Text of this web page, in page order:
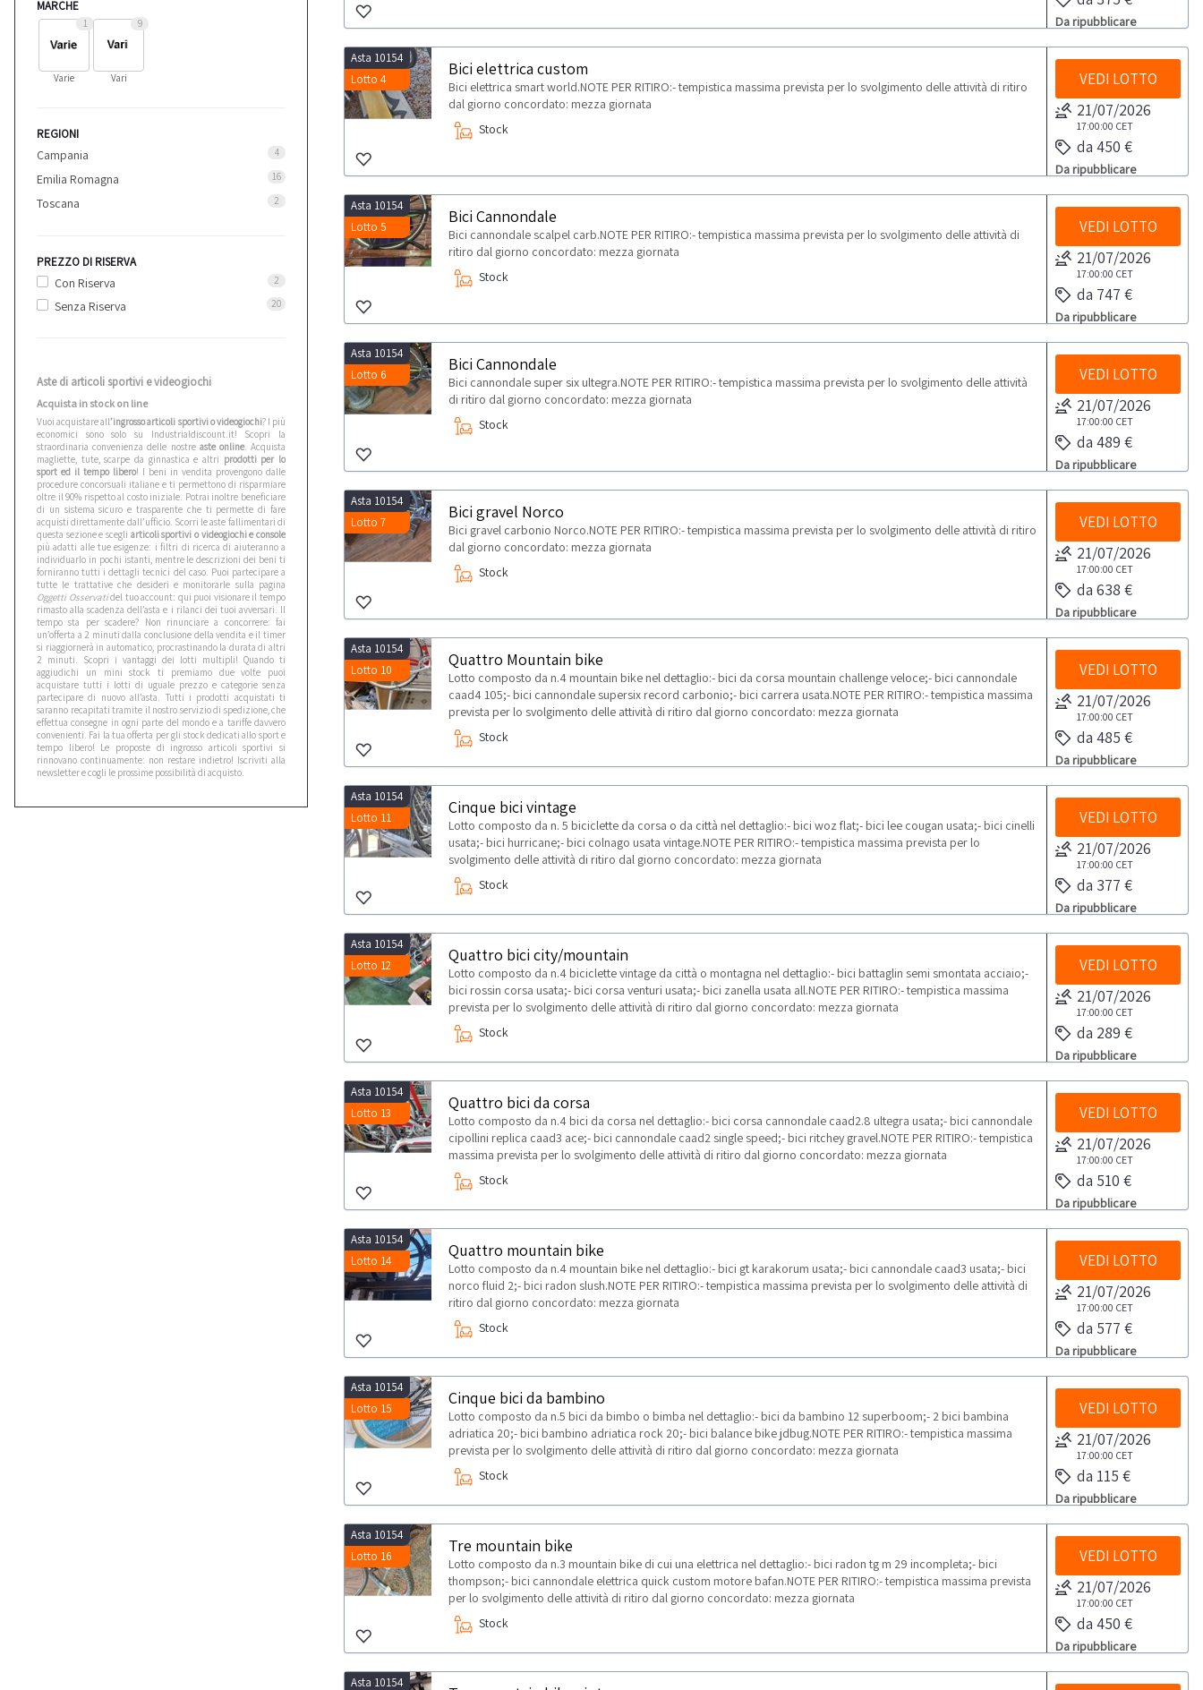
MARCHE
1
Varie
9
Vari
REGIONI
Campania 4
Emilia Romagna 16
Toscana 2
PREZZO DI RISERVA
Con Riserva 2
Senza Riserva 20
Aste di articoli sportivi e videogiochi
Acquista in stock on line
Vuoi acquistare all’ingrosso articoli sportivi o videogiochi? I più
economici sono solo su Industrialdiscount.it! Scopri la
straordinaria convenienza delle nostre aste online. Acquista
magliette, tute, scarpe da ginnastica e altri prodotti per lo
sport ed il tempo libero! I beni in vendita provengono dalle
procedure concorsuali italiane e ti permettono di risparmiare
oltre il 90% rispetto al costo iniziale. Potrai inoltre beneficiare
di un sistema sicuro e trasparente che ti permette di fare
acquisti direttamente dall’ufficio. Scorri le aste fallimentari di
questa sezione e scegli articoli sportivi o videogiochi e console
più adatti alle tue esigenze: i filtri di ricerca di aiuteranno a
individuarlo in pochi istanti, mentre le descrizioni dei beni ti
forniranno tutti i dettagli tecnici del caso. Puoi partecipare a
tutte le trattative che desideri e monitorarle sulla pagina
Oggetti Osservatidel tuo account: qui puoi visionare il tempo
rimasto alla scadenza dell’asta e i rilanci dei tuoi avversari. Il
tempo sta per scadere? Non rinunciare a concorrere: fai
un’offerta a 2 minuti dalla conclusione della vendita e il timer
si riaggiornerà in automatico, procrastinando la durata di altri
2 minuti. Scopri i vantaggi dei lotti multipli! Quando ti
aggiudichi un mini stock ti premiamo due volte puoi
acquistare tutti i lotti di uguale prezzo e categorie senza
partecipare di nuovo all’asta. Tutti i prodotti acquistati ti
saranno recapitati tramite il nostro servizio di spedizione, che
effettua consegne in ogni parte del mondo e a tariffe davvero
convenienti. Fai la tua offerta per gli stock dedicati allo sport e
tempo libero! Le proposte di ingrosso articoli sportivi si
rinnovano continuamente: non restare indietro! Iscriviti alla
newsletter e cogli le prossime possibilità di acquisto.
Da ripubblicare
Asta 10154
Lotto 4
Bici elettrica custom
Bici elettrica smart world.NOTE PER RITIRO:- tempistica massima prevista per lo svolgimento delle attività di ritiro
dal giorno concordato: mezza giornata
Stock
VEDI LOTTO
21/07/2026
17:00:00 CET
da 450 €
Da ripubblicare
Asta 10154
Lotto 5
Bici Cannondale
Bici cannondale scalpel carb.NOTE PER RITIRO:- tempistica massima prevista per lo svolgimento delle attività di
ritiro dal giorno concordato: mezza giornata
Stock
VEDI LOTTO
21/07/2026
17:00:00 CET
da 747 €
Da ripubblicare
Asta 10154
Lotto 6
Bici Cannondale
Bici cannondale super six ultegra.NOTE PER RITIRO:- tempistica massima prevista per lo svolgimento delle attività
di ritiro dal giorno concordato: mezza giornata
Stock
VEDI LOTTO
21/07/2026
17:00:00 CET
da 489 €
Da ripubblicare
Asta 10154
Lotto 7
Bici gravel Norco
Bici gravel carbonio Norco.NOTE PER RITIRO:- tempistica massima prevista per lo svolgimento delle attività di ritiro
dal giorno concordato: mezza giornata
Stock
VEDI LOTTO
21/07/2026
17:00:00 CET
da 638 €
Da ripubblicare
Asta 10154
Lotto 10
Quattro Mountain bike
Lotto composto da n.4 mountain bike nel dettaglio:- bici da corsa mountain challenge veloce;- bici cannondale
caad4 105;- bici cannondale supersix record carbonio;- bici carrera usata.NOTE PER RITIRO:- tempistica massima
prevista per lo svolgimento delle attività di ritiro dal giorno concordato: mezza giornata
Stock
VEDI LOTTO
21/07/2026
17:00:00 CET
da 485 €
Da ripubblicare
Asta 10154
Lotto 11
Cinque bici vintage
Lotto composto da n. 5 biciclette da corsa o da città nel dettaglio:- bici woz flat;- bici lee cougan usata;- bici cinelli
usata;- bici hurricane;- bici colnago usata vintage.NOTE PER RITIRO:- tempistica massima prevista per lo
svolgimento delle attività di ritiro dal giorno concordato: mezza giornata
Stock
VEDI LOTTO
21/07/2026
17:00:00 CET
da 377 €
Da ripubblicare
Asta 10154
Lotto 12
Quattro bici city/mountain
Lotto composto da n.4 biciclette vintage da città o montagna nel dettaglio:- bici battaglin semi smontata acciaio;-
bici rossin corsa usata;- bici corsa venturi usata;- bici zanella usata all.NOTE PER RITIRO:- tempistica massima
prevista per lo svolgimento delle attività di ritiro dal giorno concordato: mezza giornata
Stock
VEDI LOTTO
21/07/2026
17:00:00 CET
da 289 €
Da ripubblicare
Asta 10154
Lotto 13
Quattro bici da corsa
Lotto composto da n.4 bici da corsa nel dettaglio:- bici corsa cannondale caad2.8 ultegra usata;- bici cannondale
cipollini replica caad3 ace;- bici cannondale caad2 single speed;- bici ritchey gravel.NOTE PER RITIRO:- tempistica
massima prevista per lo svolgimento delle attività di ritiro dal giorno concordato: mezza giornata
Stock
VEDI LOTTO
21/07/2026
17:00:00 CET
da 510 €
Da ripubblicare
Asta 10154
Lotto 14
Quattro mountain bike
Lotto composto da n.4 mountain bike nel dettaglio:- bici gt karakorum usata;- bici cannondale caad3 usata;- bici
norco fluid 2;- bici radon slush.NOTE PER RITIRO:- tempistica massima prevista per lo svolgimento delle attività di
ritiro dal giorno concordato: mezza giornata
Stock
VEDI LOTTO
21/07/2026
17:00:00 CET
da 577 €
Da ripubblicare
Asta 10154
Lotto 15
Cinque bici da bambino
Lotto composto da n.5 bici da bimbo o bimba nel dettaglio:- bici da bambino 12 superboom;- 2 bici bambina
adriatica 20;- bici bambino adriatica rock 20;- bici balance bike jdbug.NOTE PER RITIRO:- tempistica massima
prevista per lo svolgimento delle attività di ritiro dal giorno concordato: mezza giornata
Stock
VEDI LOTTO
21/07/2026
17:00:00 CET
da 115 €
Da ripubblicare
Asta 10154
Lotto 16
Tre mountain bike
Lotto composto da n.3 mountain bike di cui una elettrica nel dettaglio:- bici radon tg m 29 incompleta;- bici
thompson;- bici cannondale elettrica quick custom motore bafan.NOTE PER RITIRO:- tempistica massima prevista
per lo svolgimento delle attività di ritiro dal giorno concordato: mezza giornata
Stock
VEDI LOTTO
21/07/2026
17:00:00 CET
da 450 €
Da ripubblicare
Asta 10154